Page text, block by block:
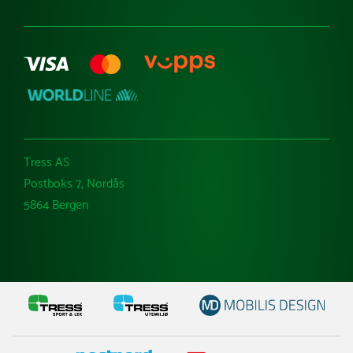
Tress AS
Postboks 7, Nordås
5864 Bergen